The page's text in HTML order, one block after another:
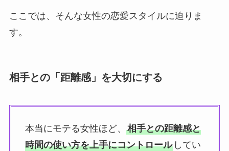
ここでは、そんな女性の恋愛スタイルに迫りま
す。
相手との「距離感」を大切にする
本当にモテる女性ほど、 相手との距離感と
時間の使い方を上手にコントロールしてい